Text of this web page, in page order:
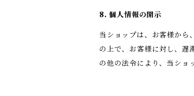
8. 個人情報の開示
当ショップは、お客様から
の上で、お客様に対し、遅
の他の法令により、当ショ